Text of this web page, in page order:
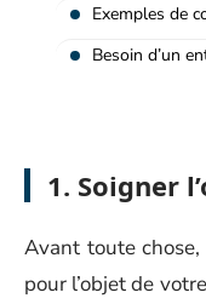
Exemples de
Besoin d’un
1. Soigner
Avant toute
pour l’objet de